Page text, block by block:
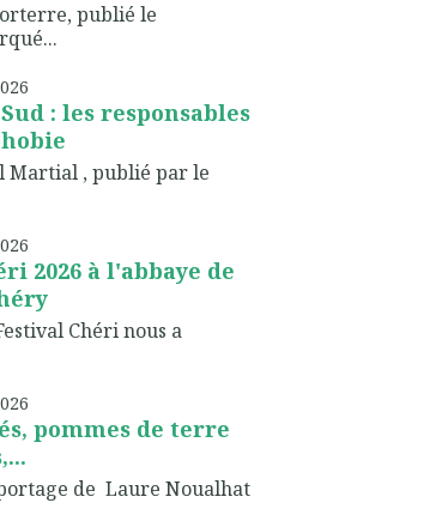
publié le
: les responsables
Martial , publié par le
2026 à l'abbaye de
Chéri nous a
pommes de terre
de Laure Noualhat